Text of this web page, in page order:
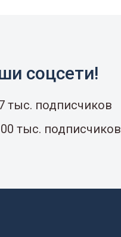
соцсети!
тыс. подписчиков
тыс. подписчиков